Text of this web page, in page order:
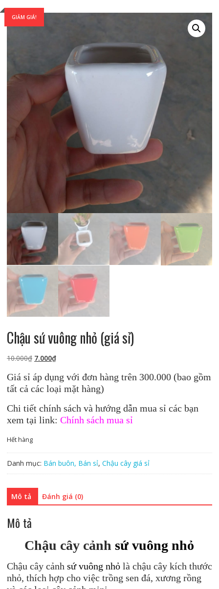
GIẢM GIÁ!
Chậu sứ vuông nhỏ (giá sỉ)
10.000₫ Giá
là:
10.000₫.
7.000₫Giá
tại
là:
Giá sỉ áp dụng với đơn hàng trên 300.000 (bao gồm
tất cả các loại mặt hàng)
Chi tiết chính sách và hướng dẫn mua sỉ các bạn
xem tại link: Chính sách mua sỉ
Hết hàng
Danh mục: Bán buôn, Bán sỉ, Chậu cây giá sỉ
Mô tả Đánh giá (0)
Mô tả
Chậu cây cảnhsứ vuông nhỏ
Chậu cây cảnh sứ vuông nhỏlà chậu cây kích thước
nhỏ, thích hợp cho việc trồng sen đá, xương rồng